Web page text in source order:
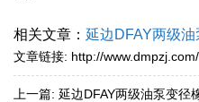
相关文章： 延边DFAY两级
文章链接: http://
上一篇: 延边DFAY两级油泵变径